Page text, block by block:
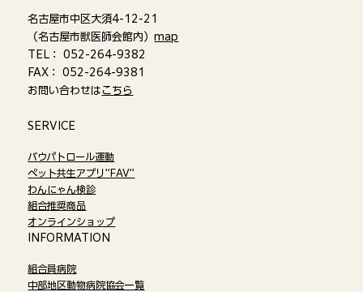
名古屋市中区大須4-12-21
（名古屋市獣医師会館内）map
TEL： 052-264-9382
FAX： 052-264-9381
お問い合わせはこちら
​SERVICE
バウパトロール運動
ペット共生アプリ”FAV”
わんにゃん検診
組合推奨商品
オンラインショップ​
​INFORMATION
組合員病院
中部地区動物病院協会一覧